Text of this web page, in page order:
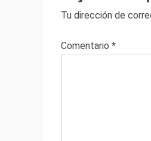
Tu dirección de
Comentario *